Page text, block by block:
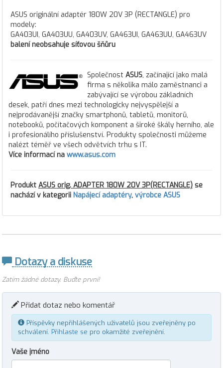
ASUS originální adaptér 180W 20V 3P (RECTANGLE) pro
modely:
GA403UI, GA403UU, GA403UV, GA463UI, GA463UU, GA463UV
balení neobsahuje síťovou šňůru
Společnost ASUS, začínající jako malá
firma s několika málo zaměstnanci a
zabývající se výrobou základních
desek, patří dnes mezi technologicky nejvyspělejší a
nejprodávanější značky smartphonů, tabletů, monitorů,
notebooků, počítačových komponent a široké škály herního, ale
i profesionálího příslušenství. Produkty společnosti můžeme
nalézt téměř ve všech odvětvích trhu s IT.
Více informací na www.asus.com
Produkt ASUS orig. ADAPTER 180W 20V 3P(RECTANGLE) se
nachází v kategorii Napájecí adaptéry, výrobce ASUS
Dotazy a diskuse
Zatím žádné dotazy. Buďte první!
Přidat dotaz nebo komentář
Příspěvky nepřihlášených uživatelů jsou zveřejněny po
schválení. Přihlaste se pro okamžité zveřejnění.
Vaše jméno